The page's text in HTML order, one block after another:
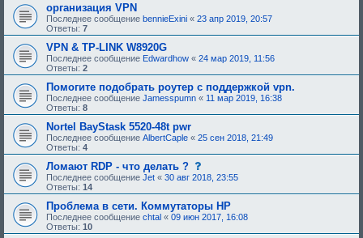
организация VPN
Последнее сообщение bennieExini « 23 апр 2019, 20:57
Ответы: 7
VPN & TP-LINK W8920G
Последнее сообщение Edwardhow « 24 мар 2019, 11:56
Ответы: 2
Помогите подобрать роутер с поддержкой vpn.
Последнее сообщение Jamesspumn « 11 мар 2019, 16:38
Ответы: 8
Nortel BayStask 5520-48t pwr
Последнее сообщение AlbertCaple « 25 сен 2018, 21:49
Ответы: 4
Ломают RDP - что делать ?
о
о
б
щ
е
н
и
Последнее сообщение Jet « 30 авг 2018, 23:55
Ответы: 14
Проблема в сети. Коммутаторы HP
Последнее сообщение chtal « 09 июн 2017, 16:08
Ответы: 10